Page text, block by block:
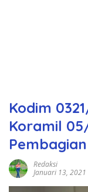
Kodim
Koramil
Redaksi
Januari 13, 2021